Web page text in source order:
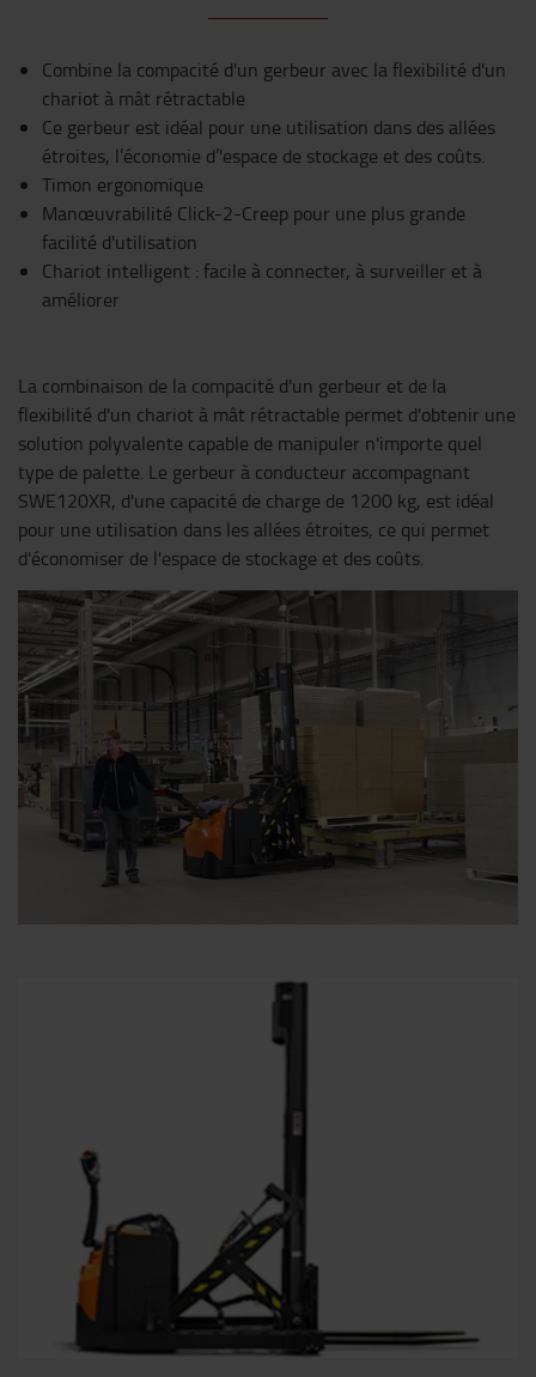
Combine la compacité d'un gerbeur avec la flexibilité d'un
chariot à mât rétractable
Ce gerbeur est idéal pour une utilisation dans des allées
étroites, l’économie d’'espace de stockage et des coûts.
Timon ergonomique
Manœuvrabilité Click-2-Creep pour une plus grande
facilité d'utilisation
Chariot intelligent : facile à connecter, à surveiller et à
améliorer
La combinaison de la compacité d'un gerbeur et de la
flexibilité d'un chariot à mât rétractable permet d'obtenir une
solution polyvalente capable de manipuler n'importe quel
type de palette. Le gerbeur à conducteur accompagnant
SWE120XR, d'une capacité de charge de 1200 kg, est idéal
pour une utilisation dans les allées étroites, ce qui permet
d'économiser de l'espace de stockage et des coûts.